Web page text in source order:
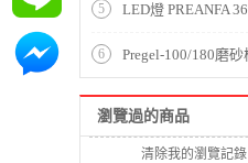
5
6
瀏覽過的商品
清除我的瀏覽記錄